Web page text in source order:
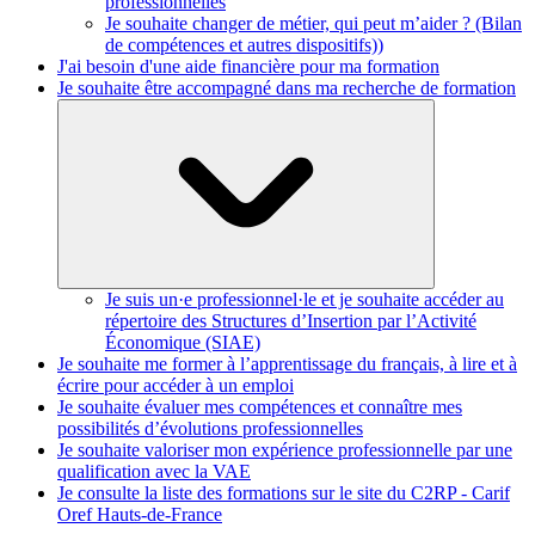
Je souhaite changer de métier, qui peut m’aider ? (Bilan
de compétences et autres dispositifs))
J'ai besoin d'une aide financière pour ma formation
Je souhaite être accompagné dans ma recherche de formation
Je suis un·e professionnel·le et je souhaite accéder au
répertoire des Structures d’Insertion par l’Activité
Économique (SIAE)
Je souhaite me former à l’apprentissage du français, à lire et à
écrire pour accéder à un emploi
Je souhaite évaluer mes compétences et connaître mes
possibilités d’évolutions professionnelles
Je souhaite valoriser mon expérience professionnelle par une
qualification avec la VAE
Je consulte la liste des formations sur le site du C2RP - Carif
Oref Hauts-de-France